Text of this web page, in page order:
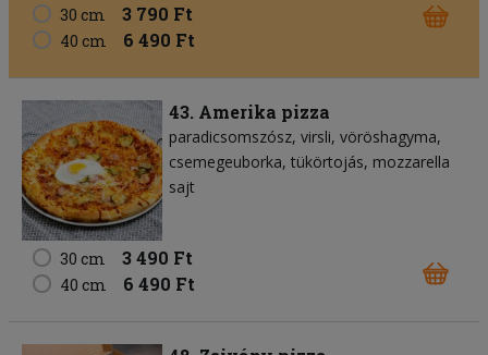
30 cm 3 790 Ft
40 cm 6 490 Ft
43. Amerika pizza
paradicsomszósz virsli vöröshagyma
csemegeuborka tükörtojás mozzarella
sajt
30 cm 3 490 Ft
40 cm 6 490 Ft